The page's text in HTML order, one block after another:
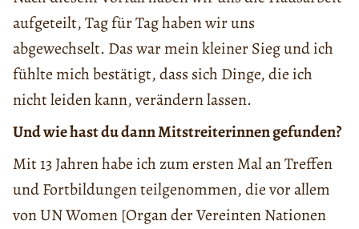
aufgeteilt, Tag für Tag haben wir uns
abgewechselt. Das war mein kleiner Sieg und ich
fühlte mich bestätigt, dass sich Dinge, die ich
nicht leiden kann, verändern lassen.
Und wie hast du dann Mitstreiterinnen gefunden?
Mit 13 Jahren habe ich zum ersten Mal an Treffen
und Fortbildungen teilgenommen, die vor allem
von UN Women [Organ der Vereinten Nationen